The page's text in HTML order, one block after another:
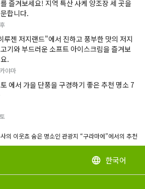
즐겨보세요! 지역 특산 사케 양조장 세 곳을
합니다.
루젠 저지랜드"에서 진하고 풍부한 맛의 저지
기와 부드러운 소프트 아이스크림을 즐겨보
.
야마
에서 가을 단풍을 구경하기 좋은 추천 명소 7
의 이웃쵸 숨은 명소인 관광지 “구라마에”에서의 추천
language 한국어